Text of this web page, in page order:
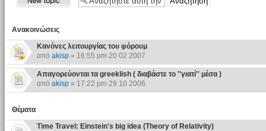
Ανακοινώσεις
Κανόνες λειτουργίας του φόρουμ
από akisp» 16:55 pm 20 02 2007
Απαγορεύονται τα greeklish ( διαβάστε το ''γιατί'' μέσα )
από akisp» 17:22 pm 29 10 2006
Θέματα
Time Travel: Einstein's big idea (Theory of Relativity)